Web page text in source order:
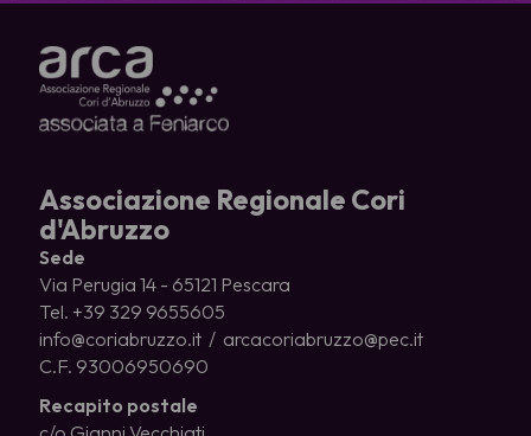
Associazione Regionale Cori
d'Abruzzo
Sede
Via Perugia 14 - 65121 Pescara
Tel. +39 329 9655605
info@coriabruzzo.it / arcacoriabruzzo@pec.it
C.F. 93006950690
Recapito postale